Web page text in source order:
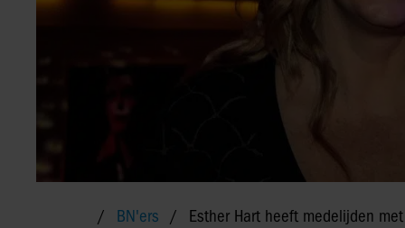
BN'ers Esther Hart heeft medelijden